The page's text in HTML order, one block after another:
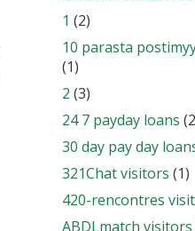
1 (2)
10 parasta
(1)
2 (3)
24 7 payday loans
30 day pay day
321Chat visitors (1)
420-rencontres
ABDLmatch visitors